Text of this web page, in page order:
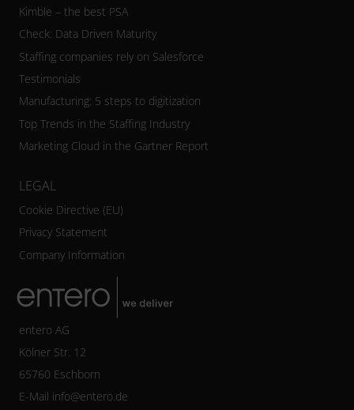
Kimble – the best PSA
Check: Data Driven Maturity
Staffing companies rely on Salesforce
Testimonials
Manufacturing: 5 steps to digitization
Top Trends in the Staffing Industry
Marketing Cloud in the Gartner Report
LEGAL
Cookie Directive (EU)
Privacy Statement
Company Information
entero AG
Kölner Str. 12
65760 Eschborn
E-Mail info@entero.de